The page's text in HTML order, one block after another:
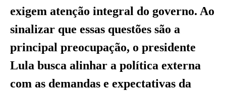
exigem atenção integral do governo. Ao
sinalizar que essas questões são a
principal preocupação, o presidente
Lula busca alinhar a política externa
com as demandas e expectativas da